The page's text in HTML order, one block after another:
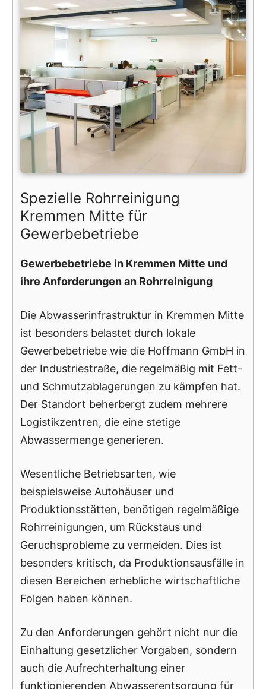
Spezielle Rohrreinigung
Kremmen Mitte für
Gewerbebetriebe
Gewerbebetriebe in Kremmen Mitte und
ihre Anforderungen an Rohrreinigung
Die Abwasserinfrastruktur in Kremmen Mitte
ist besonders belastet durch lokale
Gewerbebetriebe wie die Hoffmann GmbH in
der Industriestraße, die regelmäßig mit Fett-
und Schmutzablagerungen zu kämpfen hat.
Der Standort beherbergt zudem mehrere
Logistikzentren, die eine stetige
Abwassermenge generieren.
Wesentliche Betriebsarten, wie
beispielsweise Autohäuser und
Produktionsstätten, benötigen regelmäßige
Rohrreinigungen, um Rückstaus und
Geruchsprobleme zu vermeiden. Dies ist
besonders kritisch, da Produktionsausfälle in
diesen Bereichen erhebliche wirtschaftliche
Folgen haben können.
Zu den Anforderungen gehört nicht nur die
Einhaltung gesetzlicher Vorgaben, sondern
auch die Aufrechterhaltung einer
funktionierenden Abwasserentsorgung für